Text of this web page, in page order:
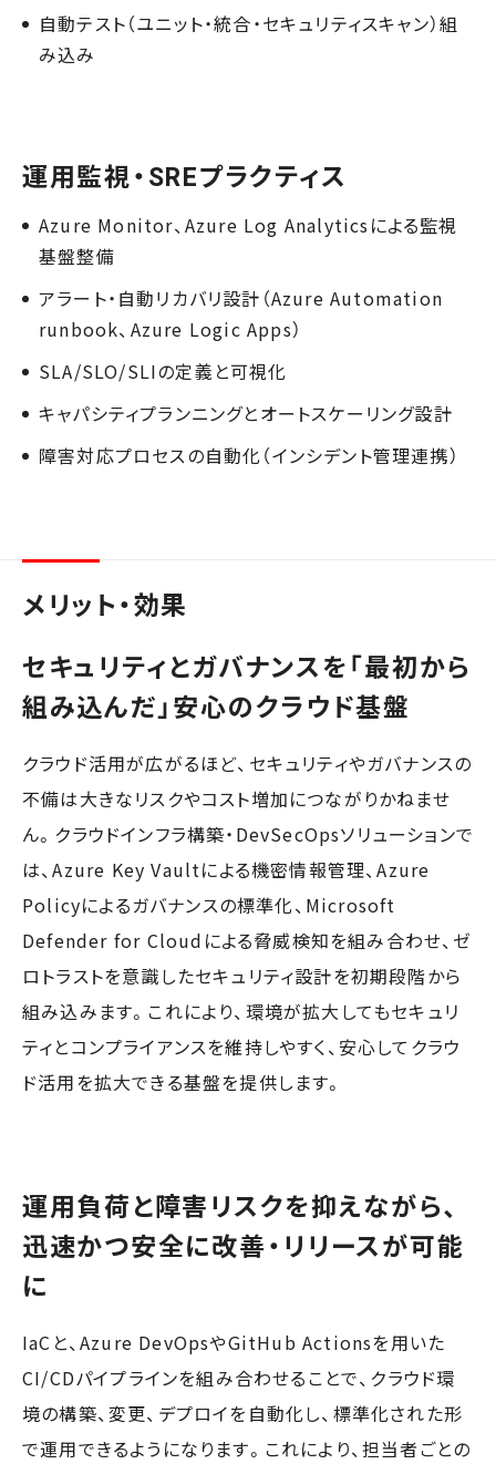
自動テスト（ユニット・統合・セキュリティスキャン）組
み込み
運用監視・SREプラクティス
Azure Monitor、Azure Log Analyticsによる監視
基盤整備
アラート・自動リカバリ設計（Azure Automation
runbook、Azure Logic Apps）
SLA/SLO/SLIの定義と可視化
キャパシティプランニングとオートスケーリング設計
障害対応プロセスの自動化（インシデント管理連携）
メリット・効果
セキュリティとガバナンスを「最初から
組み込んだ」安心のクラウド基盤
クラウド活用が広がるほど、セキュリティやガバナンスの
不備は大きなリスクやコスト増加につながりかねませ
ん。クラウドインフラ構築・DevSecOpsソリューションで
は、Azure Key Vaultによる機密情報管理、Azure
Policyによるガバナンスの標準化、Microsoft
Defender for Cloudによる脅威検知を組み合わせ、ゼ
ロトラストを意識したセキュリティ設計を初期段階から
組み込みます。これにより、環境が拡大してもセキュリ
ティとコンプライアンスを維持しやすく、安心してクラウ
ド活用を拡大できる基盤を提供します。
運用負荷と障害リスクを抑えながら、
迅速かつ安全に改善・リリースが可能
に
IaCと、Azure DevOpsやGitHub Actionsを用いた
CI/CDパイプラインを組み合わせることで、クラウド環
境の構築、変更、デプロイを自動化し、標準化された形
で運用できるようになります。これにより、担当者ごとの